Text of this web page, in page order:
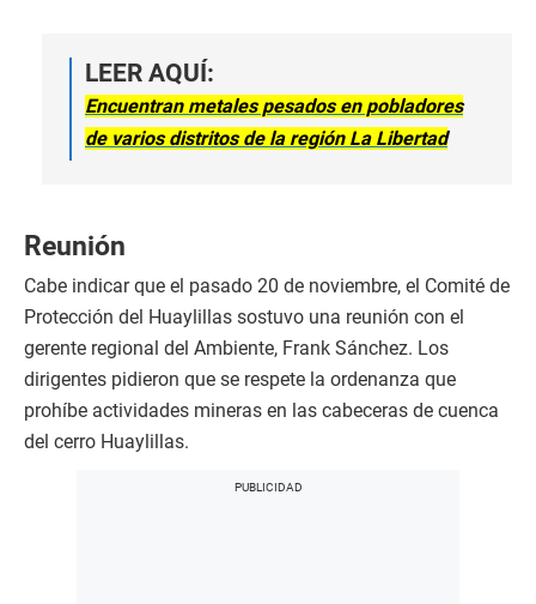
LEER AQUÍ:
Encuentran metales pesados en pobladores
de varios distritos de la región La Libertad
Reunión
Cabe indicar que el pasado 20 de noviembre, el Comité de
Protección del Huaylillas sostuvo una reunión con el
gerente regional del Ambiente, Frank Sánchez. Los
dirigentes pidieron que se respete la ordenanza que
prohíbe actividades mineras en las cabeceras de cuenca
del cerro Huaylillas.